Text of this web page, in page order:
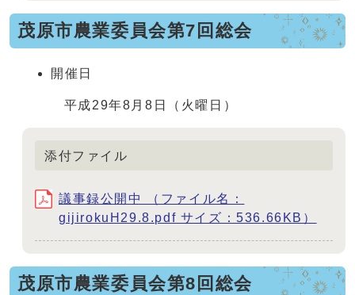
茂原市農業委員会第7回総会
開催日
平成29年8月8日（火曜日）
添付ファイル
議事録公開中 （ファイル名：
gijirokuH29.8.pdf サイズ：536.66KB）
茂原市農業委員会第8回総会